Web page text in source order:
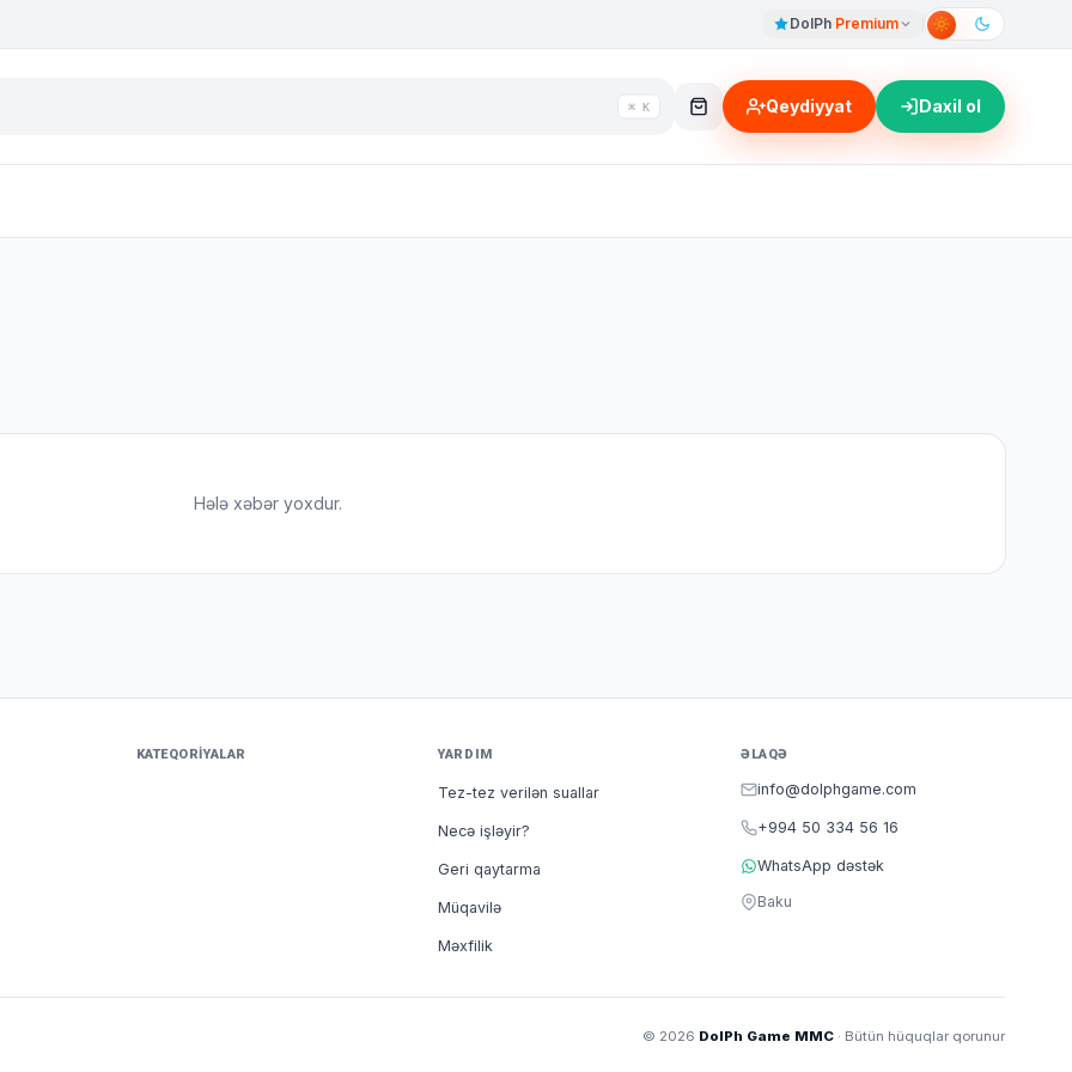
DolPh Premium
⌘ K Qeydiyyat Daxil ol
Hələ xəbər yoxdur.
KATEQORIYALAR YARDIM
Tez-tez verilən suallar
Necə işləyir?
Geri qaytarma
Müqavilə
Məxfilik
ƏLAQƏ
info@dolphgame.com
+994 50 334 56 16
WhatsApp dəstək
Baku
© 2026 DolPh Game MMC · Bütün hüquqlar qorunur